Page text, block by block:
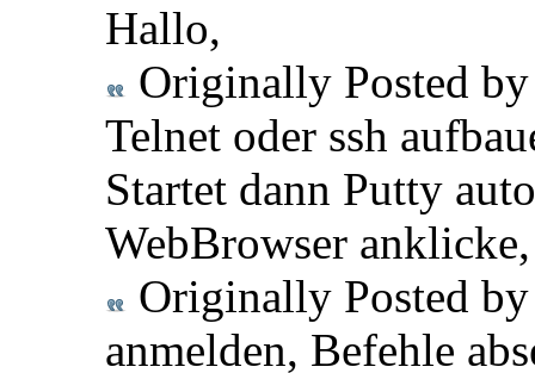
Hallo,
Originally Posted
Telnet oder ssh
Startet dann Putty
WebBrowser
Originally Posted
anmelden, Befehle